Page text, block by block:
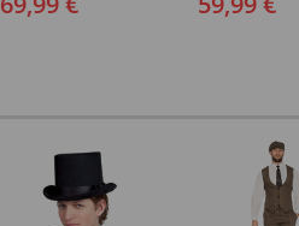
Strick